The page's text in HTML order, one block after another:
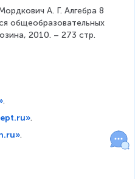
А. Г. Алгебра 8
общеобразовательных
2010. – 273 стр.
.
.
.